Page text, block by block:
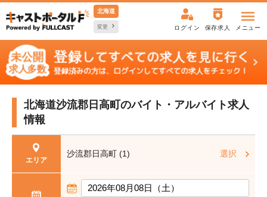
北海道
変更 ログイン 保存求人 メニュー
北海道沙流郡日高町のバイト・アルバイト求人
情報
エリア
沙流郡日高町 (1) 選択